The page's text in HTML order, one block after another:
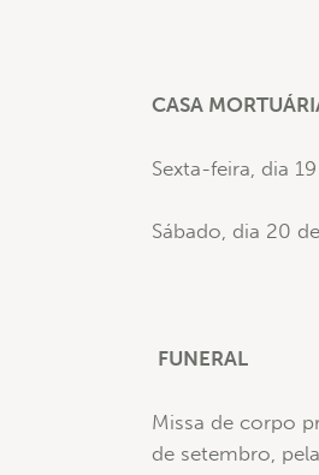
CASA
Sexta-feira, dia
Sábado, dia 20
FUNERAL
Missa de corpo
de setembro,